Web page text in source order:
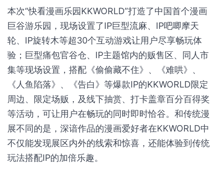
本次“快看漫画乐园KKWORLD”打造了中国首个漫画
巨谷游乐园，现场设置了IP巨型流麻、IP吧唧摩天
轮、IP旋转木等超30个互动游戏让用户尽享畅玩体
验；巨型痛包官谷仓、IP主题馆内的贩售区、同人市
集等现场设置，搭配《偷偷藏不住》、《难哄》、
《人鱼陷落》、《告白》等爆款IP的KKWORLD限定
周边、限定场贩，及线下抽赏、打卡盖章百分百得奖
等活动，可让用户在畅玩的同时即时恰谷。和传统漫
展不同的是，深谙作品的漫画爱好者在KKWORLD中
不仅能发现展区内外的线索和惊喜，还能体验到传统
玩法搭配IP的加倍乐趣。